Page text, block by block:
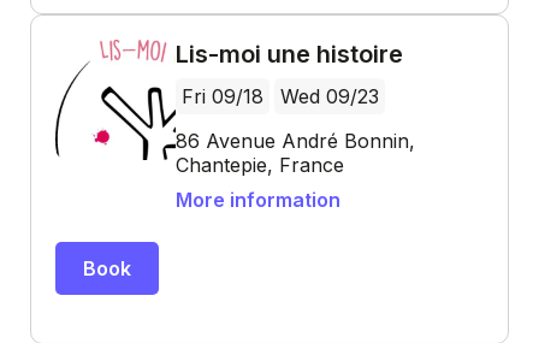
Lis-moi une histoire
Fri 09/18
Wed 09/23
86 Avenue André Bonnin,
Chantepie, France
More information
Book